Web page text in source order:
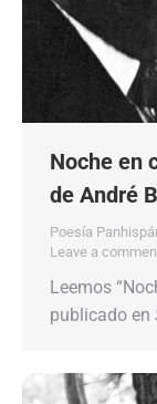
Noche en
de André
Poesía
Leave a
Leemos
publicado en